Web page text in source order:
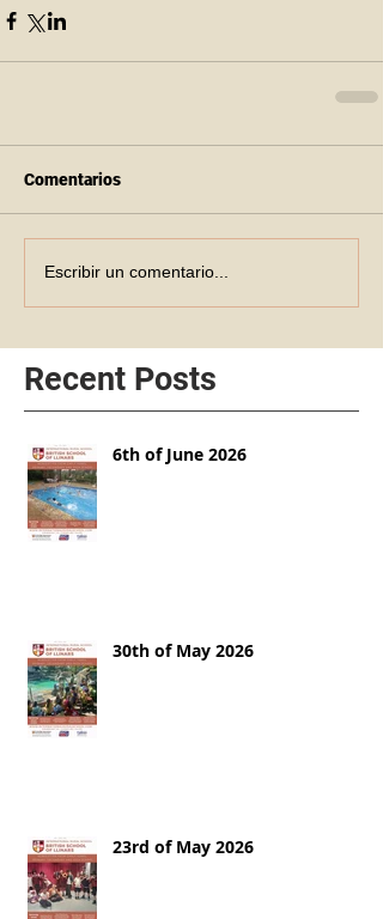
Comentarios
Escribir un comentario...
Recent Posts
6th of June 2026
30th of May 2026
23rd of May 2026